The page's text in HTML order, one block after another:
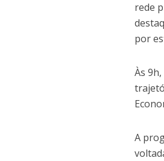
rede
por
Às
A